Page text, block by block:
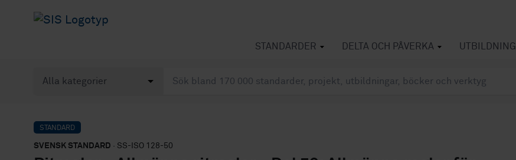
STANDARDER DELTA OCH PÅVERKA UTBILDNING
STANDARD
SVENSK STANDARD · SS-ISO 128-50